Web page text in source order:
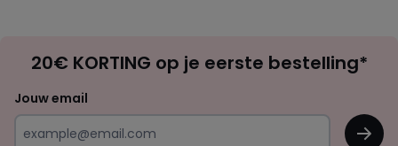
zoek
inspiratie
20€ KORTING op je eerste bestelling*
Jouw email
OK